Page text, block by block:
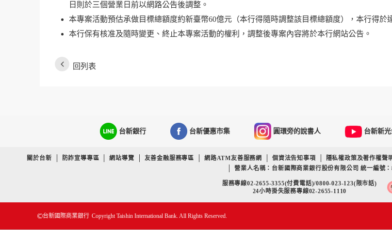
日則於三個營業日前以網路公告後調整。
本專案活動預估承做目標總額度約新臺幣60億元（本行得隨時調整該目標總額度），本行得於
本行保有核准及隨時變更、終止本專案活動的權利，調整後專案內容將於本行網站公告。
回列表
台新銀行 台新優惠市集 圓環旁的說書人 台新新
關於台新 防詐宣導專區 網站導覽 友善金融服務專區 網路ATM友善服務網 個資法告知事項 隱私權政策及著作權聲
營業人名稱：台新國際商業銀行股份有限公司 統一編號：
服務專線02-2655-3355(付費電話)/0800-023-123(限市話)
24小時掛失服務專線02-2655-1110
台新國際商業銀行 Copyright Taishin International Bank. All Rights Reserved.